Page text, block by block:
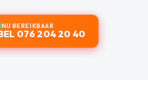
NU BEREIKBAAR
076 204 20 40